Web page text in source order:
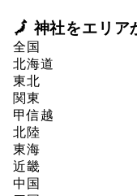
🗾 神社をエリア
全国
北海道
東北
関東
甲信越
北陸
東海
近畿
中国